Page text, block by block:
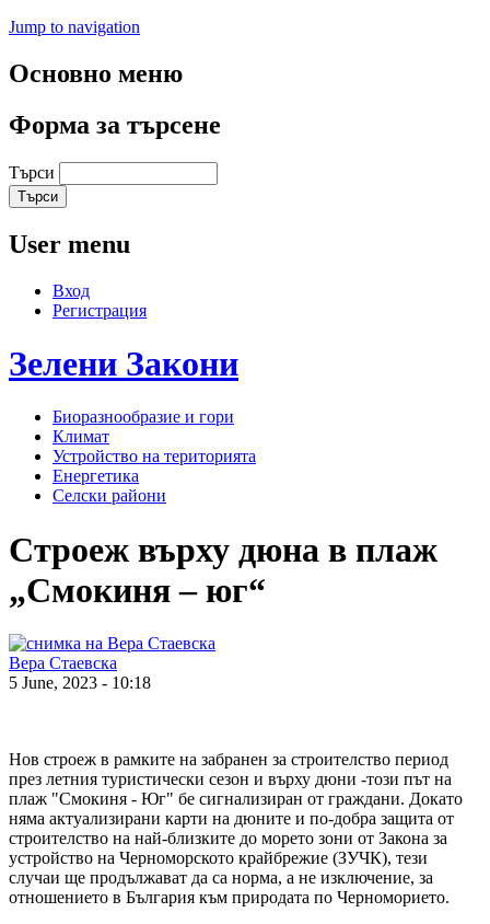
Jump to navigation
Основно меню
Форма за търсене
Търси
User menu
Вход
Регистрация
Зелени Закони
Биоразнообразие и гори
Климат
Устройство на територията
Енергетика
Селски райони
Строеж върху дюна в плаж
„Смокиня – юг“
Вера Стаевска
5 June, 2023 - 10:18
Нов строеж в рамките на забранен за строителство период
през летния туристически сезон и върху дюни -този път на
плаж "Смокиня - Юг" бе сигнализиран от граждани. Докато
няма актуализирани карти на дюните и по-добра защита от
строителство на най-близките до морето зони от Закона за
устройство на Черноморското крайбрежие (ЗУЧК), тези
случаи ще продължават да са норма, а не изключение, за
отношението в България към природата по Черноморието.